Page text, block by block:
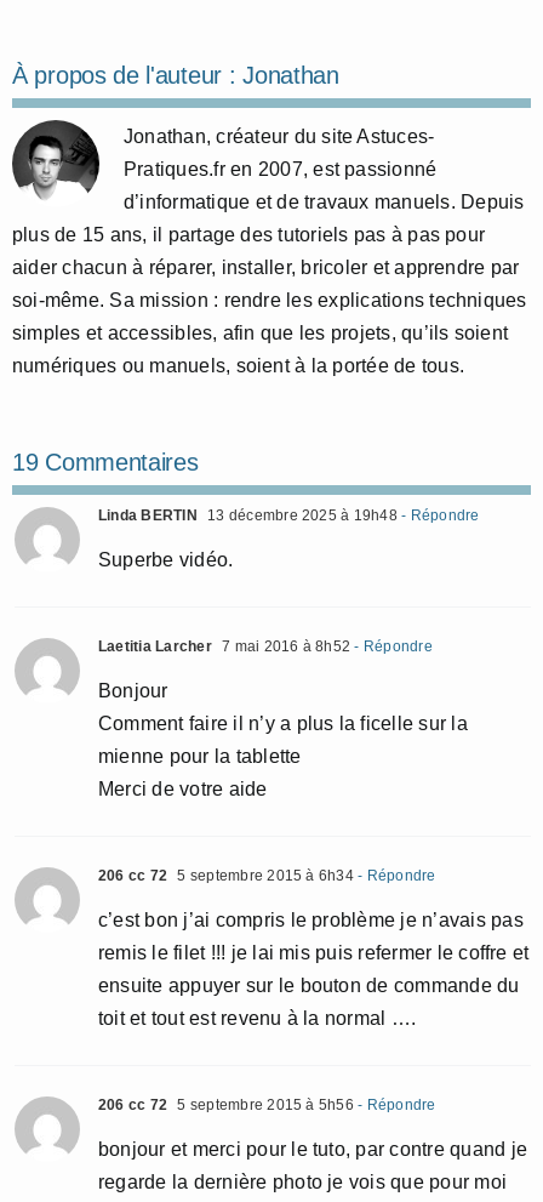
À propos de l'auteur :Jonathan
Jonathan, créateur du site Astuces-
Pratiques.fr en 2007, est passionné
d’informatique et de travaux manuels. Depuis
plus de 15 ans, il partage des tutoriels pas à pas pour
aider chacun à réparer, installer, bricoler et apprendre par
soi-même. Sa mission : rendre les explications techniques
simples et accessibles, afin que les projets, qu’ils soient
numériques ou manuels, soient à la portée de tous.
19 Commentaires
Linda BERTIN 13 décembre 2025 à 19h48- Répondre
Superbe vidéo.
Laetitia Larcher 7 mai 2016 à 8h52 - Répondre
Bonjour
Comment faire il n’y a plus la ficelle sur la
mienne pour la tablette
Merci de votre aide
206 cc 72 5 septembre 2015 à 6h34- Répondre
c’est bon j’ai compris le problème je n’avais pas
remis le filet !!! je lai mis puis refermer le coffre et
ensuite appuyer sur le bouton de commande du
toit et tout est revenu à la normal ….
206 cc 72 5 septembre 2015 à 5h56 - Répondre
bonjour et merci pour le tuto, par contre quand je
regarde la dernière photo je vois que pour moi